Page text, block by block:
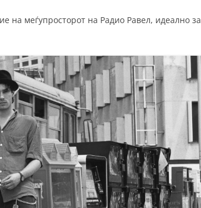
на меѓупросторот на Радио Равел, идеално за